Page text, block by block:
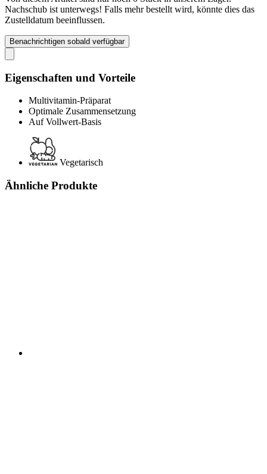
Nachschub ist unterwegs! Falls mehr bestellt wird, könnte dies das
Zustelldatum beeinflussen.
Benachrichtigen sobald verfügbar
Eigenschaften und Vorteile
Multivitamin-Präparat
Optimale Zusammensetzung
Auf Vollwert-Basis
Vegetarisch
Ähnliche Produkte